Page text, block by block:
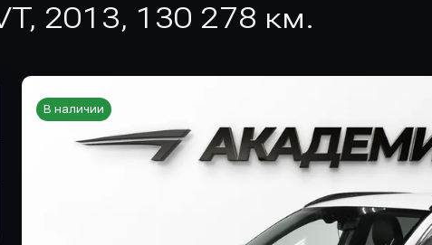
2013, 130 278 км.
В наличии